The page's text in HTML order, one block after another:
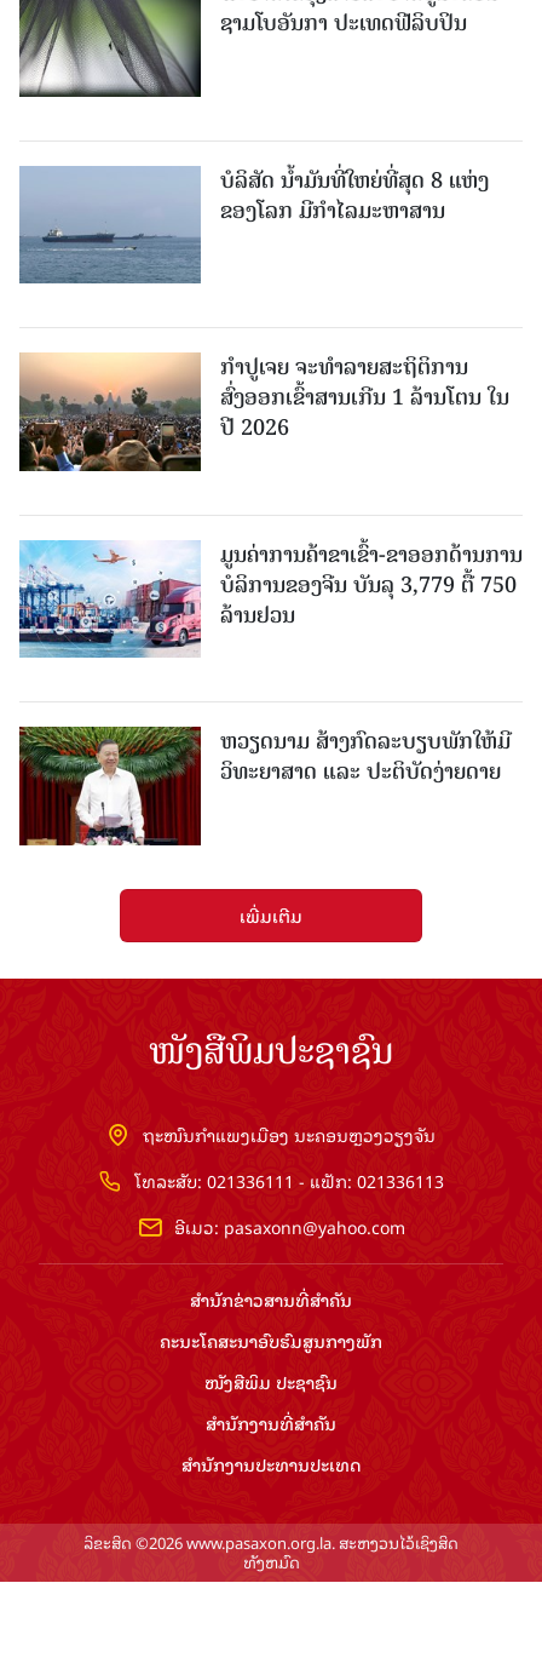
ຊາມໂບ​ອັນກາ ປະເທດຟີລິບປິນ
ບໍລິສັດ ນ້ຳມັນທີ່ໃຫຍ່ທີ່ສຸດ 8 ແຫ່ງ
ຂອງໂລກ ມີກຳໄລມະຫາສານ
ກຳປູເຈຍ ຈະທຳລາຍສະຖິຕິການ
ສົ່ງອອກເຂົ້າສານເກີນ 1 ລ້ານໂຕນ ໃນ
ປີ 2026
ມູນຄ່າການຄ້າຂາເຂົ້າ-ຂາອອກດ້ານການ
ບໍລິການຂອງຈີນ ບັນລຸ 3,779 ຕື້ 750
ລ້ານຢວນ
ຫວຽດນາມ ສ້າງກົດລະບຽບພັກໃຫ້ມີ
ວິທະຍາສາດ ແລະ ປະຕິບັດງ່າຍດາຍ
ເພີ່ມເຕີມ
ໜັງສືພິມປະຊາຊົນ
ຖະໜົນກຳແພງເມືອງ ນະຄອນຫຼວງວຽງຈັນ
ໂທລະສັບ: 021336111 - ແຟັກ: 021336113
ອີເມວ: pasaxonn@yahoo.com
ສຳ​ນັກ​ຂ່າວ​ສານ​ທີ່​ສຳ​ຄັນ​
ຄະນະໂຄສະນາອົບຮົມ​ສູນ​ກາງ​ພັກ
ໜັງສືພິມ ປະ​ຊາ​ຊົນ
ສຳ​ນັກ​ງານ​ທີ່​ສຳ​ຄັນ
ສຳ​ນັກ​ງານ​ປະ​ທານ​ປະ​ເທດ
ລິຂະສິດ ©2026 www.pasaxon.org.la. ສະຫງວນໄວ້ເຊິງສິດ
ທັງຫມົດ